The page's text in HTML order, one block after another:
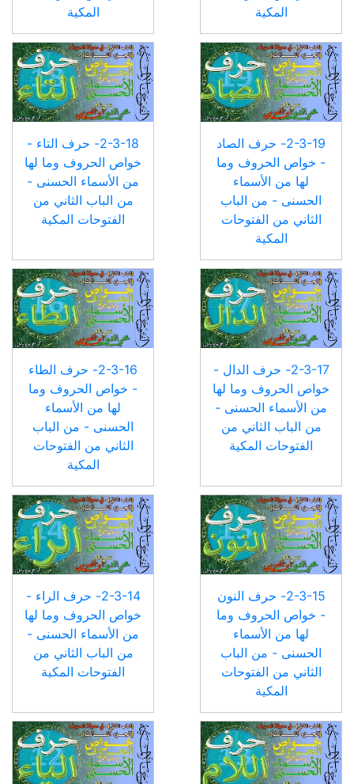
المكية
المكية
2-3-19- حرف الصاد
- خواص الحروف وما
لها من الأسماء
الحسنى - من الباب
الثاني من الفتوحات
المكية
2-3-18- حرف التاء -
خواص الحروف وما لها
من الأسماء الحسنى -
من الباب الثاني من
الفتوحات المكية
2-3-17- حرف الدال -
خواص الحروف وما لها
من الأسماء الحسنى -
من الباب الثاني من
الفتوحات المكية
2-3-16- حرف الطاء
- خواص الحروف وما
لها من الأسماء
الحسنى - من الباب
الثاني من الفتوحات
المكية
2-3-15- حرف النون
- خواص الحروف وما
لها من الأسماء
الحسنى - من الباب
الثاني من الفتوحات
المكية
2-3-14- حرف الراء -
خواص الحروف وما لها
من الأسماء الحسنى -
من الباب الثاني من
الفتوحات المكية